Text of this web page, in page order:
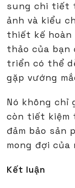
sung chi tiết
ảnh và kiểu
thiết kế hoàn
thảo của bạn
triển có thể
gặp vướng
Nó không
còn tiết kiệm
đảm bảo sản
mong đợi của
Kết luận